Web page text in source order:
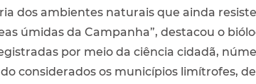
dos ambientes naturais que ainda
úmidas da Campanha”, destacou o
por meio da ciência cidadã,
considerados os municípios limítrofes,